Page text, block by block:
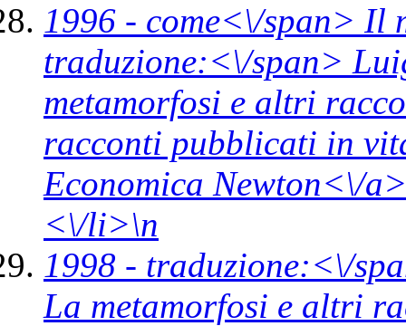
1996 - come<\/span> Il
traduzione:<\/span>
metamorfosi e altri
racconti pubblicati in
Economica Newton<\/
<\/li>\n
1998 - traduzione:<\/
La metamorfosi e altri